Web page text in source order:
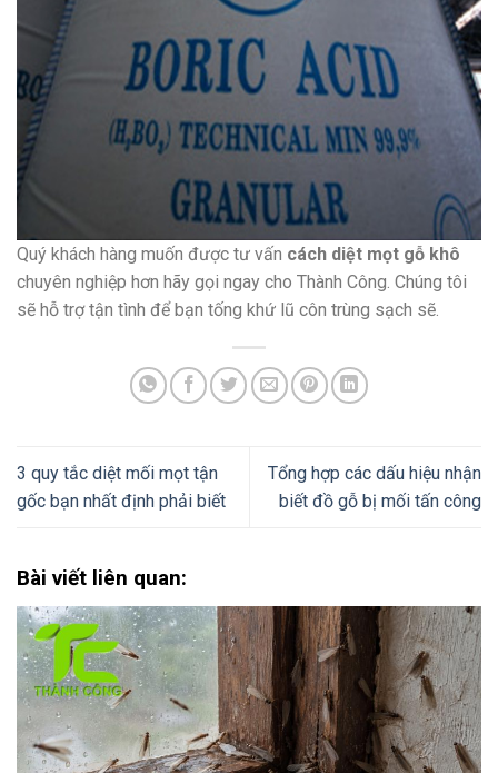
Quý khách hàng muốn được tư vấn cách diệt mọt gỗ khô
chuyên nghiệp hơn hãy gọi ngay cho Thành Công. Chúng tôi
sẽ hỗ trợ tận tình để bạn tống khứ lũ côn trùng sạch sẽ.
3 quy tắc diệt mối mọt tận
gốc bạn nhất định phải biết
Tổng hợp các dấu hiệu nhận
biết đồ gỗ bị mối tấn công
Bài viết liên quan: